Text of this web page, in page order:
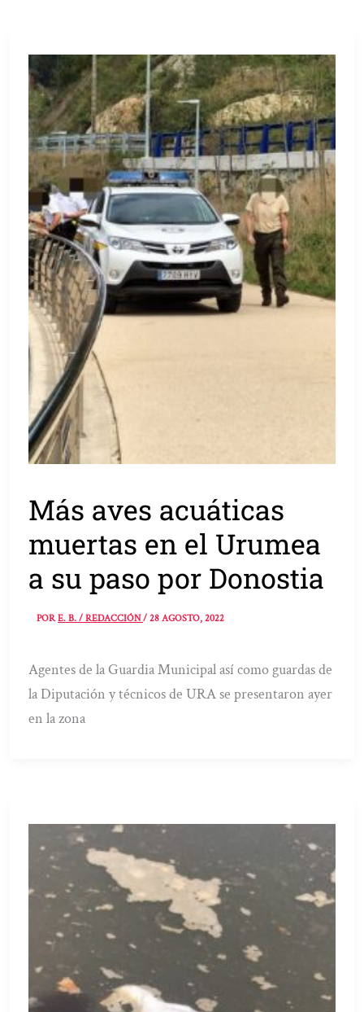
Más aves acuáticas
muertas en el Urumea
a su paso por Donostia
PORE. B. / REDACCIÓN/28 AGOSTO, 2022
Agentes de la Guardia Municipal así como guardas de
la Diputación y técnicos de URA se presentaron ayer
en la zona